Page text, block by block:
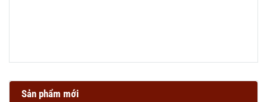
Sản phẩm mới